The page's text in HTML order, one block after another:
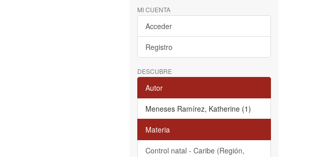
MI CUENTA
Acceder
Registro
DESCUBRE
Autor
Meneses Ramírez, Katherine (1)
Materia
Control natal - Caribe (Región,